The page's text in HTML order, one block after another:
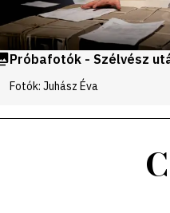
Próbafotók - Szélvész
Fotók: Juhász Éva